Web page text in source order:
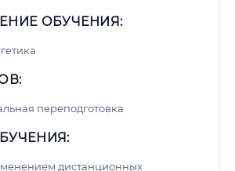
ОБУЧЕНИЯ:
переподготовка
дистанционных